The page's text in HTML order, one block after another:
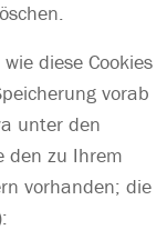
diese Cookies
vorab
unter den
den zu Ihrem
vorhanden; die